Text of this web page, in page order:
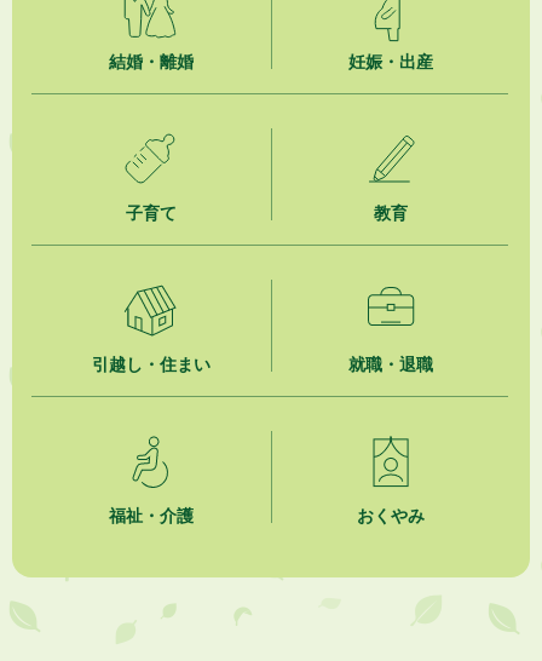
2026年8月5日
掛川市広告入り窓口封筒無償提供者募集
市民の勇気ある応急手当に感謝状を贈呈しました
2026年8月4日
夏季休暇期間 開業医等診療予定
「水道カルテ」の公表について
2026年8月3日
【参加者募集】プロ棋士から学ぼう！はじめての将棋教室
結婚・離婚 妊娠・出産
子育て 教育
引越し・住まい 就職・退職
福祉・介護 おくやみ